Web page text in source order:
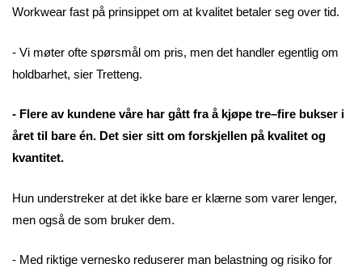
Workwear fast på prinsippet om at kvalitet betaler seg over tid.
- Vi møter ofte spørsmål om pris, men det handler egentlig om
holdbarhet, sier Tretteng.
- Flere av kundene våre har gått fra å kjøpe tre–fire bukser i
året til bare én. Det sier sitt om forskjellen på kvalitet og
kvantitet.
Hun understreker at det ikke bare er klærne som varer lenger,
men også de som bruker dem.
- Med riktige vernesko reduserer man belastning og risiko for